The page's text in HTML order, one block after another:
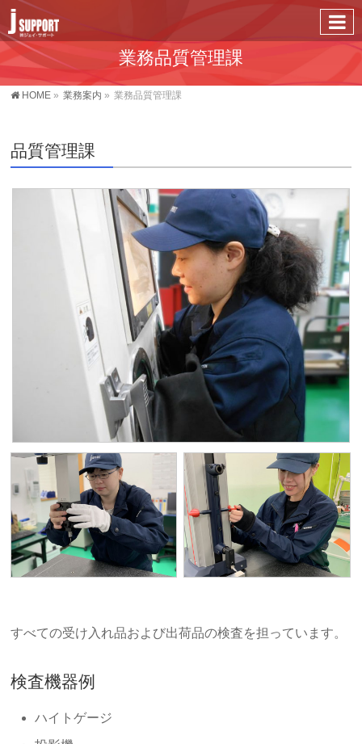
業務品質管理課
HOME » 業務案内 » 業務品質管理課
品質管理課
すべての受け入れ品および出荷品の検査を担っています。
検査機器例
ハイトゲージ